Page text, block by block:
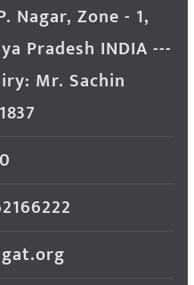
Nagar, Zone - 1,
Pradesh INDIA ---
Mr. Sachin